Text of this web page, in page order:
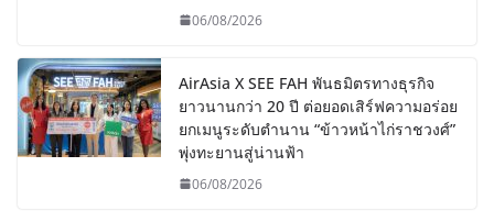
06/08/2026
AirAsia X SEE FAH พันธมิตรทางธุรกิจ
ยาวนานกว่า 20 ปี ต่อยอดเสิร์ฟความอร่อย
ยกเมนูระดับตำนาน “ข้าวหน้าไก่ราชวงศ์”
พุ่งทะยานสู่น่านฟ้า
06/08/2026